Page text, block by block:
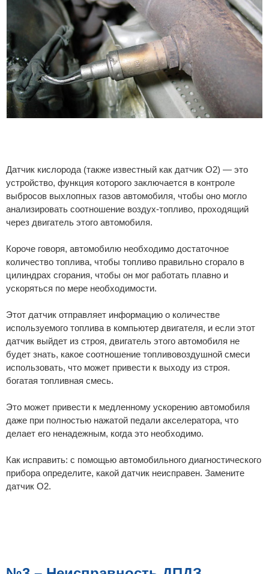
Датчик кислорода (также известный как датчик O2) — это
устройство, функция которого заключается в контроле
выбросов выхлопных газов автомобиля, чтобы оно могло
анализировать соотношение воздух-топливо, проходящий
через двигатель этого автомобиля.
Короче говоря, автомобилю необходимо достаточное
количество топлива, чтобы топливо правильно сгорало в
цилиндрах сгорания, чтобы он мог работать плавно и
ускоряться по мере необходимости.
Этот датчик отправляет информацию о количестве
используемого топлива в компьютер двигателя, и если этот
датчик выйдет из строя, двигатель этого автомобиля не
будет знать, какое соотношение топливовоздушной смеси
использовать, что может привести к выходу из строя.
богатая топливная смесь.
Это может привести к медленному ускорению автомобиля
даже при полностью нажатой педали акселератора, что
делает его ненадежным, когда это необходимо.
Как исправить: с помощью автомобильного диагностического
прибора определите, какой датчик неисправен. Замените
датчик O2.